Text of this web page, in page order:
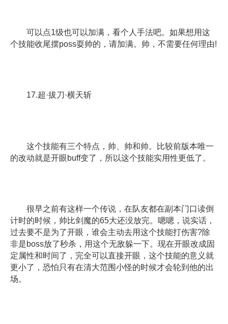
可以点1级也可以加满，看个人手法吧。如果想用这
个技能收尾摆poss耍帅的，请加满。帅，不需要任何理由!
17.超·拔刀·横天斩
这个技能有三个特点，帅、帅和帅。比较前版本唯一
的改动就是开眼buff变了，所以这个技能实用性更低了。
很早之前有这样一个传说，在队友都在副本门口读倒
计时的时候，帅比剑魔的65大还没放完。嗯嗯，说实话，
过去要不是为了开眼，谁会主动去用这个技能打伤害?除
非是boss放了秒杀，用这个无敌躲一下。现在开眼改成固
定属性和时间了，完全可以直接开眼，这个技能的意义就
更小了，恐怕只有在清大范围小怪的时候才会轮到他的出
场。